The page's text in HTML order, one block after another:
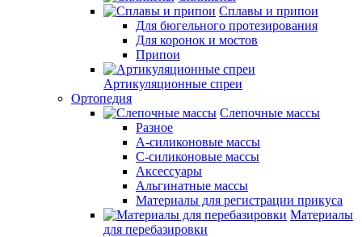
Сплавы и припои
Для бюгельного протезирования
Для коронок и мостов
Припои
Артикуляционные спреи
Ортопедия
Слепочные массы
Разное
А-силиконовые массы
С-силиконовые массы
Аксессуары
Альгинатные массы
Материалы для регистрации прикуса
Материалы
для перебазировки